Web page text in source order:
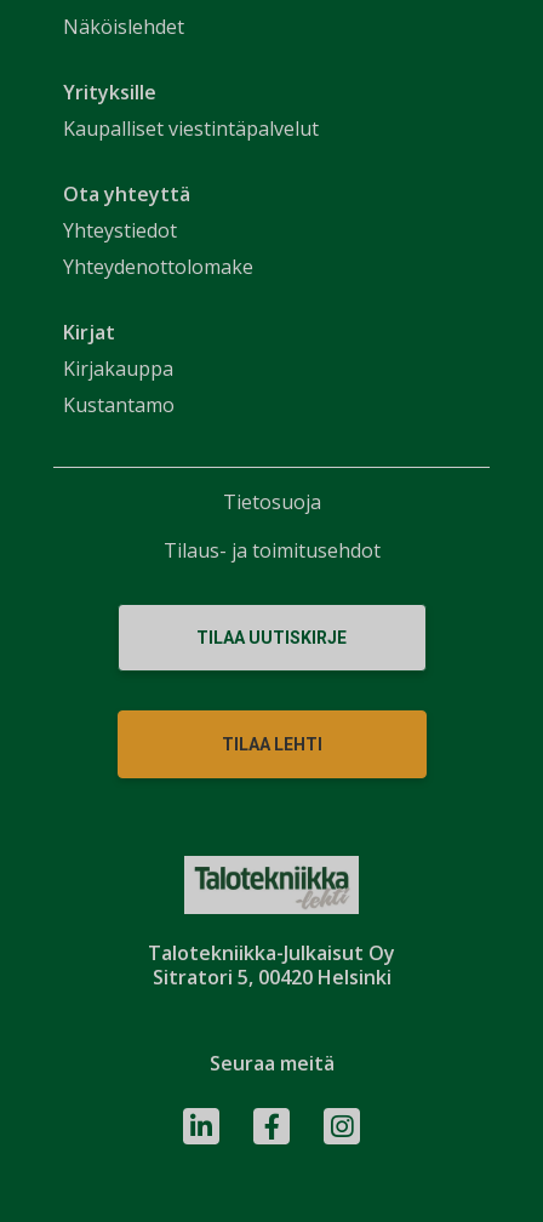
Talotekniikka-Julkaisut Oy
Sitratori 5, 00420 Helsinki
Näköislehdet
Yrityksille
Kaupalliset viestintäpalvelut
Ota yhteyttä
Yhteystiedot
Yhteydenottolomake
Kirjat
Kirjakauppa
Kustantamo
TILAA UUTISKIRJE
TILAA LEHTI
Seuraa meitä
Tietosuoja
Tilaus- ja toimitusehdot